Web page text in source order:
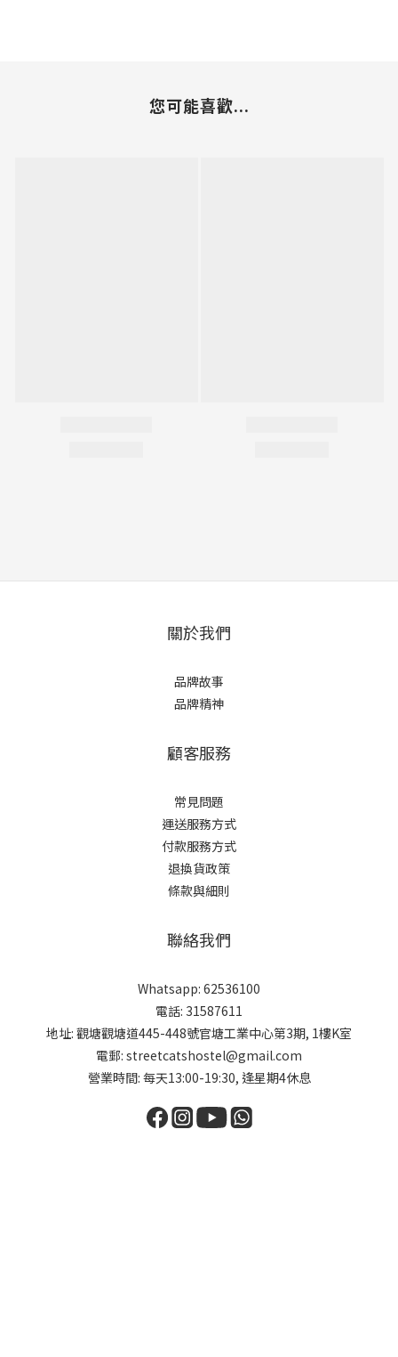
您可能喜歡...
關於我們
品牌故事
品牌精神
顧客服務
常見問題
運送服務方式
付款服務方式
退換貨政策
條款與細則
聯絡我們
Whatsapp: 62536100
電話: 31587611
地址: 觀塘觀塘道445-448號官塘工業中心第3期, 1樓K室
電郵: streetcatshostel@gmail.com
營業時間: 每天13:00-19:30, 逢星期4休息